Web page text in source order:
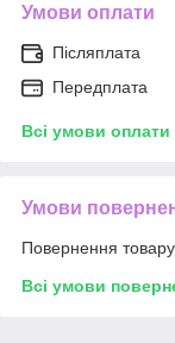
Умови оплати
Післяплата
Передплата
Всі умови оплати
Умови
Повернення
Всі умови